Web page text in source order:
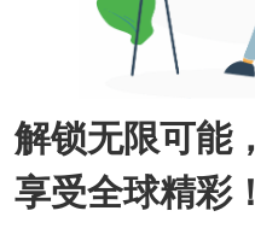
解锁无限可能，
享受全球精彩！